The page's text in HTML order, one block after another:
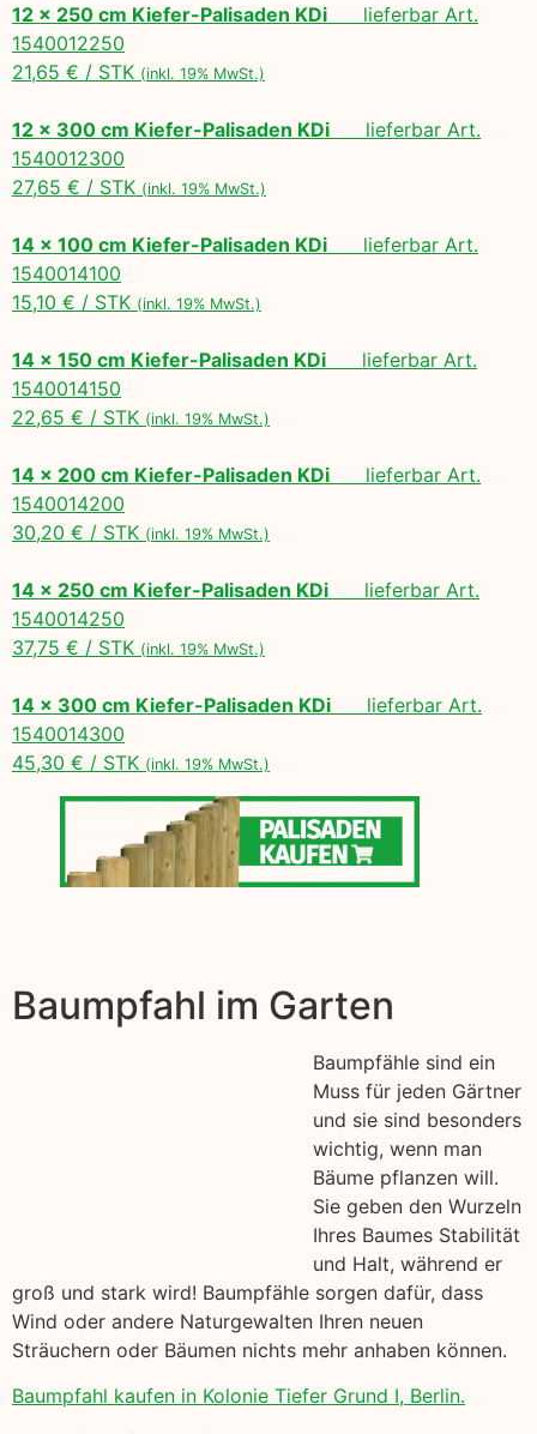
12 x 250 cm Kiefer-Palisaden KDi lieferbar Art.
1540012250
21,65 € / STK (inkl. 19% MwSt.)
12 x 300 cm Kiefer-Palisaden KDi lieferbar Art.
1540012300
27,65 € / STK (inkl. 19% MwSt.)
14 x 100 cm Kiefer-Palisaden KDi lieferbar Art.
1540014100
15,10 € / STK (inkl. 19% MwSt.)
14 x 150 cm Kiefer-Palisaden KDi lieferbar Art.
1540014150
22,65 € / STK (inkl. 19% MwSt.)
14 x 200 cm Kiefer-Palisaden KDi lieferbar Art.
1540014200
30,20 € / STK (inkl. 19% MwSt.)
14 x 250 cm Kiefer-Palisaden KDi lieferbar Art.
1540014250
37,75 € / STK (inkl. 19% MwSt.)
14 x 300 cm Kiefer-Palisaden KDi lieferbar Art.
1540014300
45,30 € / STK (inkl. 19% MwSt.)
Baumpfahl im Garten
Baumpfähle sind ein
Muss für jeden Gärtner
und sie sind besonders
wichtig, wenn man
Bäume pflanzen will.
Sie geben den Wurzeln
Ihres Baumes Stabilität
und Halt, während er
groß und stark wird! Baumpfähle sorgen dafür, dass
Wind oder andere Naturgewalten Ihren neuen
Sträuchern oder Bäumen nichts mehr anhaben können.
Baumpfahl kaufen in Kolonie Tiefer Grund I, Berlin.